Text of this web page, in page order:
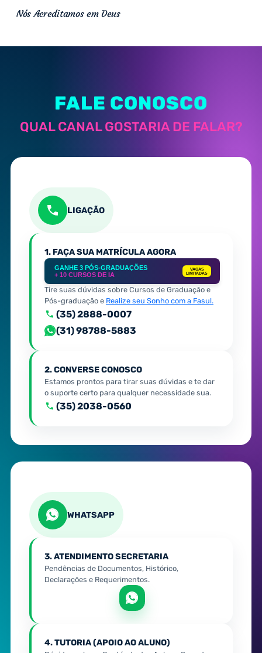
Nós Acreditamos em Deus
FALE CONOSCO
QUAL CANAL GOSTARIA DE FALAR?
LIGAÇÃO
1. FAÇA SUA MATRÍCULA AGORA
GANHE 3 PÓS-GRADUAÇÕES
+ 10 CURSOS DE IA
VAGAS
LIMITADAS
Tire suas dúvidas sobre Cursos de Graduação e
Pós-graduação e Realize seu Sonho com a Fasul.
(35) 2888-0007
(31) 98788-5883
2. CONVERSE CONOSCO
Estamos prontos para tirar suas dúvidas e te dar
o suporte certo para qualquer necessidade sua.
(35) 2038-0560
WHATSAPP
3. ATENDIMENTO SECRETARIA
Pendências de Documentos, Histórico,
Declarações e Requerimentos.
4. TUTORIA (APOIO AO ALUNO)